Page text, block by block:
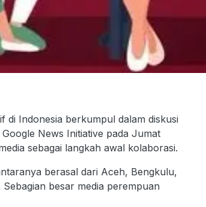
di Indonesia berkumpul dalam diskusi
News Initiative pada Jumat
sebagai langkah awal kolaborasi.
berasal dari Aceh, Bengkulu,
besar media perempuan